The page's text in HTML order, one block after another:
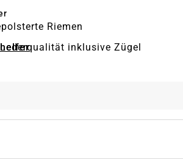
Riemen
inklusive Zügel